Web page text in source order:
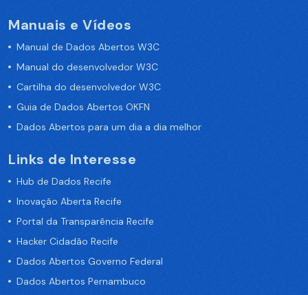
Manuais e Vídeos
Manual de Dados Abertos W3C
Manual do desenvolvedor W3C
Cartilha do desenvolvedor W3C
Guia de Dados Abertos OKFN
Dados Abertos para um dia a dia melhor
Links de Interesse
Hub de Dados Recife
Inovação Aberta Recife
Portal da Transparência Recife
Hacker Cidadão Recife
Dados Abertos Governo Federal
Dados Abertos Pernambuco